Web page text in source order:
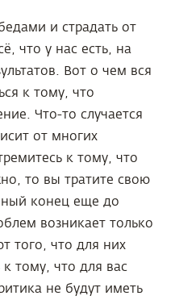
и страдать от
что у нас есть, на
Вот о чем вся
к тому, что
Что-то случается
от многих
к тому, что
то вы тратите свою
конец еще до
возникает только
того, что для них
тому, что для вас
не будут иметь